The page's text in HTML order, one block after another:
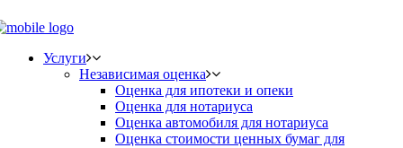
Услуги
Независимая оценка
Оценка для ипотеки и опеки
Оценка для нотариуса
Оценка автомобиля для нотариуса
Оценка стоимости ценных бумаг для